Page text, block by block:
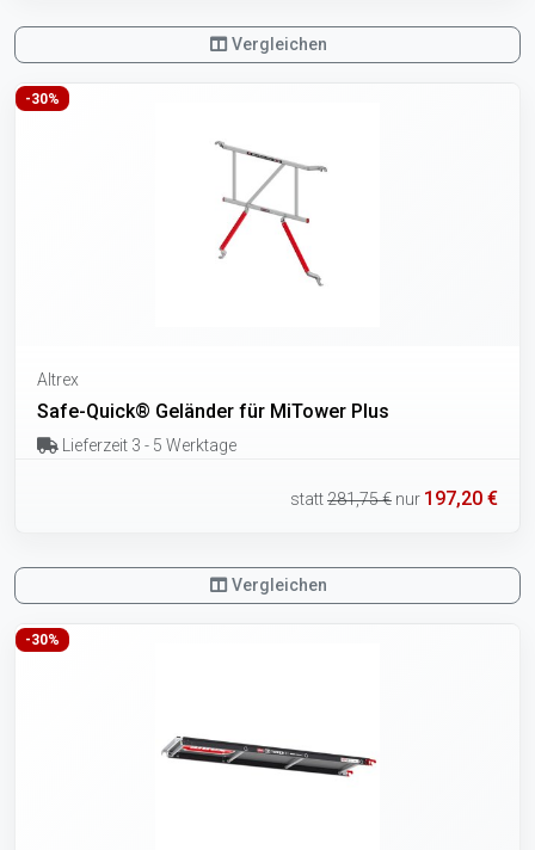
Vergleichen
-30%
Altrex
Safe-Quick® Geländer für MiTower Plus
Lieferzeit 3 - 5 Werktage
statt281,75 € nur 197,20 €
Vergleichen
-30%